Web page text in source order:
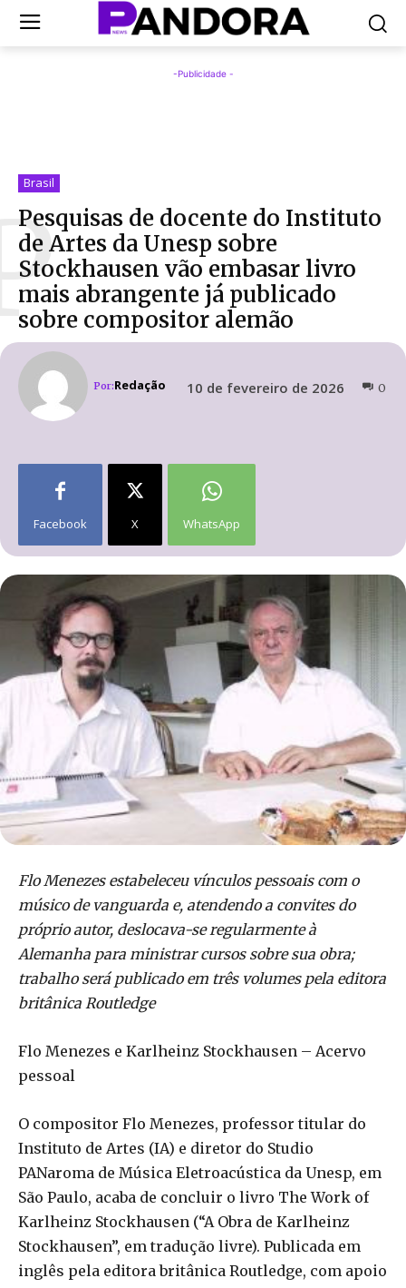
-Publicidade -
Brasil
Pesquisas de docente do Instituto
de Artes da Unesp sobre
Stockhausen vão embasar livro
mais abrangente já publicado
sobre compositor alemão
Por:Redação 10 de fevereiro de 2026 0
Facebook X WhatsApp
Flo Menezes estabeleceu vínculos pessoais com o
músico de vanguarda e, atendendo a convites do
próprio autor, deslocava-se regularmente à
Alemanha para ministrar cursos sobre sua obra;
trabalho será publicado em três volumes pela editora
britânica Routledge
Flo Menezes e Karlheinz Stockhausen – Acervo
pessoal
O compositor Flo Menezes, professor titular do
Instituto de Artes (IA) e diretor do Studio
PANaroma de Música Eletroacústica da Unesp, em
São Paulo, acaba de concluir o livro The Work of
Karlheinz Stockhausen (“A Obra de Karlheinz
Stockhausen”, em tradução livre). Publicada em
inglês pela editora britânica Routledge, com apoio